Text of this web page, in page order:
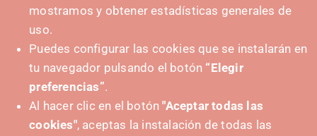
SUSTATZAILEA
mostramos y obtener estadísticas generales de
uso.
Puedes configurar las cookies que se instalarán en
tu navegador pulsando el botón “Elegir
preferencias”.
Al hacer clic en el botón"Aceptar todas las
cookies", aceptas la instalación de todas las